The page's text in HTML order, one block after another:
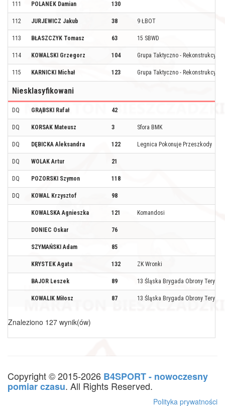
111 POLANEK Damian 130
112 JURJEWICZ Jakub 38 9 ŁBOT
113 BŁASZCZYK Tomasz 63 15 SBWD
114 KOWALSKI Grzegorz 104 Grupa Taktyczno - Rekonstrukcyjna
115 KARNICKI Michał 123 Grupa Taktyczno - Rekonstrukcyjna
Niesklasyfikowani
DQ GRĄBSKI Rafał 42
DQ KORSAK Mateusz 3 Sfora BMK
DQ DĘBICKA Aleksandra 122 Legnica Pokonuje Przeszkody
DQ WOLAK Artur 21
DQ POZORSKI Szymon 118
DQ KOWAL Krzysztof 98
KOWALSKA Agnieszka 121 Komandosi
DONIEC Oskar 76
SZYMAŃSKI Adam 85
KRYSTEK Agata 132 ZK Wronki
BAJOR Leszek 89 13 Śląska Brygada Obrony
KOWALIK Miłosz 87 13 Śląska Brygada Obrony
Znaleziono 127 wynik(ów)
Copyright © 2015-2026 B4SPORT - nowoczesny
pomiar czasu. All Rights Reserved.
Polityka prywatności